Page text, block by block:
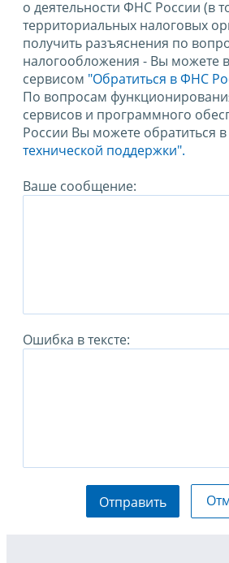
о деятельности ФНС России (в
территориальных налоговых
получить разъяснения по
налогообложения - Вы можете
сервисом "Обратиться в ФНС
По вопросам
сервисов и программного
России Вы можете обратиться в
технической поддержки".
Ваше сообщение:
Ошибка в тексте:
Отправить